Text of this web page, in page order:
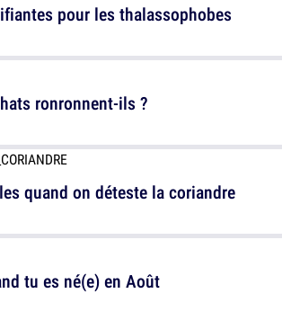
pour les thalassophobes
quand on déteste la coriandre
ronronnent-ils ?
tu es né(e) en Août